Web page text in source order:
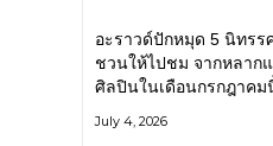
อะราวด์ปักหมุด 5 นิทรร
ชวนให้ไปชม จากหลาก
ศิลปินในเดือนกรกฎาคม
กลุ่ม Anonymous โดยมี
July 4, 2026